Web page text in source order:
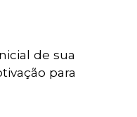
de sua
para